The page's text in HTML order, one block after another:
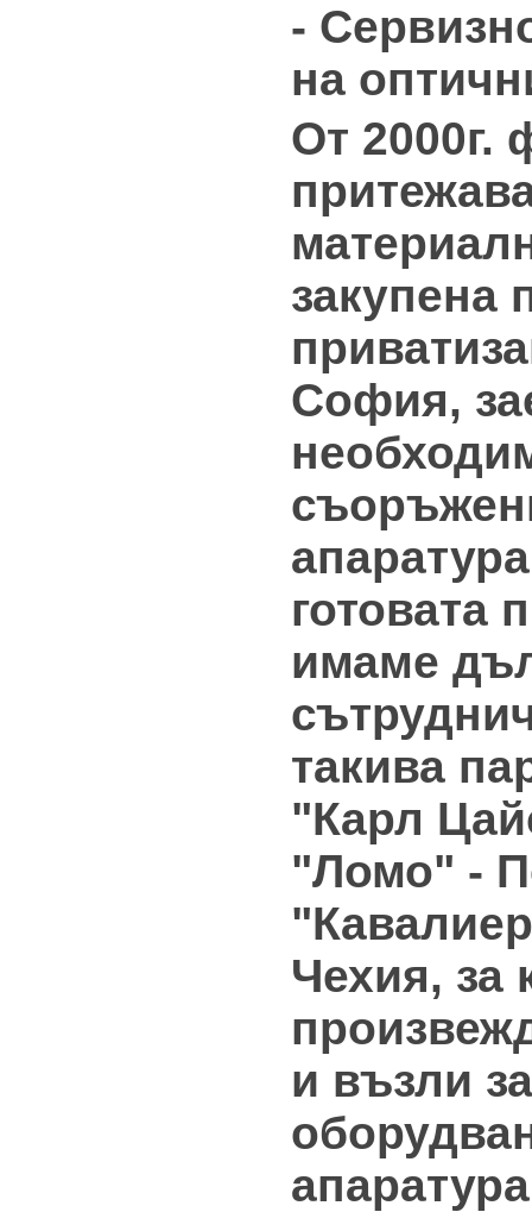
-
на
От 2000г.
закупена
София,
готовата
имаме
такива
"Карл
"Ломо" -
Чехия, за
и възли